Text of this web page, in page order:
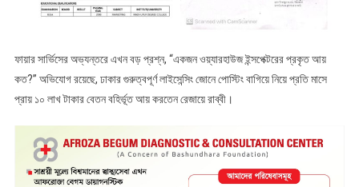
ফায়ার সার্ভিসের অভ্যন্তরে এখন বড় প্রশ্ন, “একজন ওয়্যারহাউজ ইন্সপেক্টরের প্রকৃত আয়
কত?” অভিযোগ রয়েছে, ঢাকার গুরুত্বপূর্ণ লাইসেন্সিং জোনে পোস্টিং বাগিয়ে নিয়ে প্রতি মাসে
প্রায় ১০ লাখ টাকার বেতন বহির্ভূত আয় করতেন রেজায়ে রাব্বী।